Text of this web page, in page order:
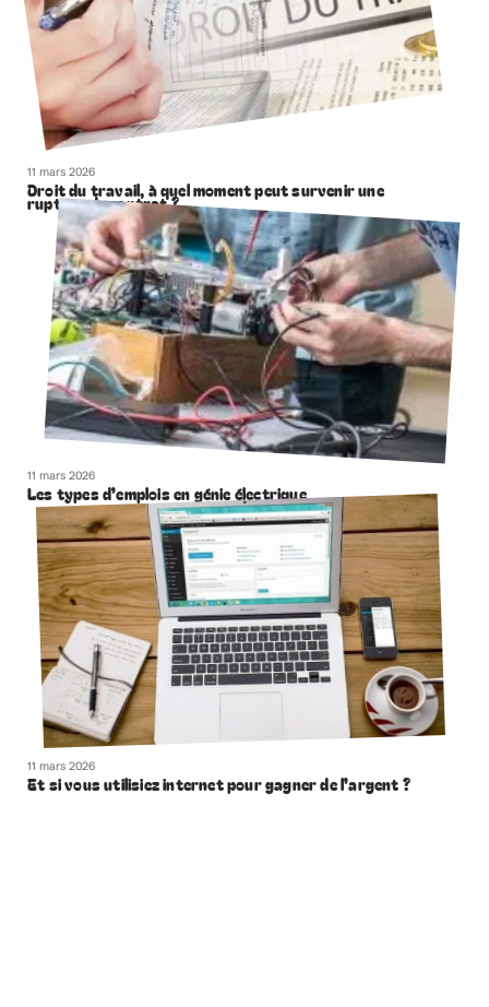
11 mars 2026
Droit du travail, à quel moment peut survenir une
rupture de contrat ?
11 mars 2026
Les types d’emplois en génie électrique
11 mars 2026
Et si vous utilisiez internet pour gagner de l’argent ?